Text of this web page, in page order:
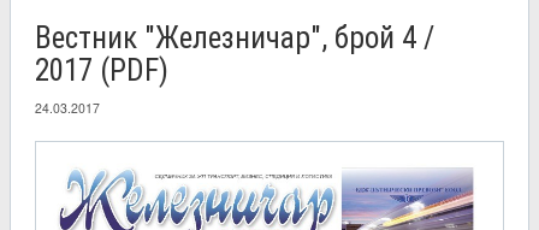
Вестник "Железничар", брой 4 /
2017 (PDF)
24.03.2017